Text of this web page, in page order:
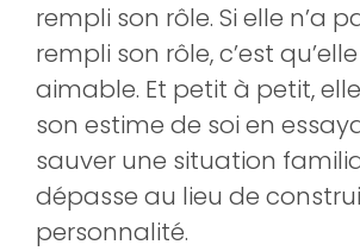
rempli son rôle. Si elle n’a
rempli son rôle, c’est
aimable. Et petit à petit,
son estime de soi en
sauver une situation
dépasse au lieu de
personnalité.